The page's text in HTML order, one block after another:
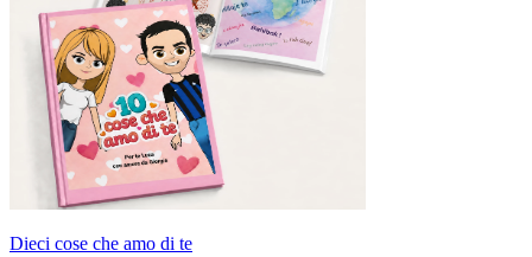
Dieci cose che amo di te